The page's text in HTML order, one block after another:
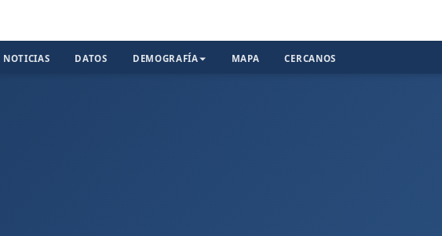
NOTICIAS DATOS DEMOGRAFÍA MAPA CERCANOS